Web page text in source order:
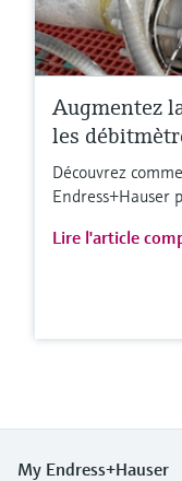
Augmentez
les
Découvrez
Endress+Hauser
Lire l'article
My Endress+Hauser